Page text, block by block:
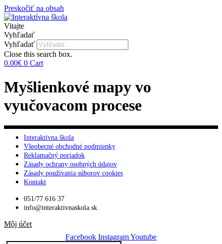
Preskočiť na obsah
Vitajte
Vyhľadať
Vyhľadať
Close this search box.
0.00€ 0 Cart
Myšlienkové mapy vo
vyučovacom procese
Interaktívna škola
Všeobecné obchodné podmienky
Reklamačný poriadok
Zásady ochrany osobných údajov
Zásady používania súborov cookies
Kontakt
051/77 616 37
info@interaktivnaskola.sk
Môj účet
Facebook InstagramYoutube